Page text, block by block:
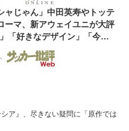
ャじゃん」中田英寿やトッテ
ーマ、新アウェイユニが大評
「好きなデザイン」「今年
ア』、尽きない疑問に「原作では